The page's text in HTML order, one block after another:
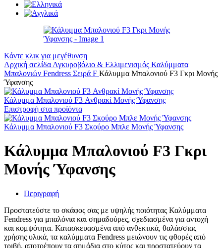
Κάντε κλικ για μεγέθυνση
Αρχική σελίδα Αγκυροβόλιο & Ελλιμενισμός Καλύμματα
Μπαλονιών Fendress Σειρά F Κάλυμμα Μπαλονιού F3 Γκρι Μονής
Ύφανσης
Κάλυμμα Μπαλονιού F3 Ανθρακί Μονής Ύφανσης
Επιστροφή στα προϊόντα
Κάλυμμα Μπαλονιού F3 Σκούρο Μπλε Μονής Ύφανσης
Κάλυμμα Μπαλονιού F3 Γκρι
Μονής Ύφανσης
Περιγραφή
Προστατεύστε το σκάφος σας με υψηλής ποιότητας Καλύμματα
Fendress για μπαλόνια και σημαδούρες, σχεδιασμένα για αντοχή
και κομψότητα. Κατασκευασμένα από ανθεκτικά, θαλάσσιας
χρήσης υλικά, τα καλύμματα Fendress μειώνουν τις φθορές από
τριβή, αποτρέπουν τα σημάδια στο κύτος και προστατεύουν τα